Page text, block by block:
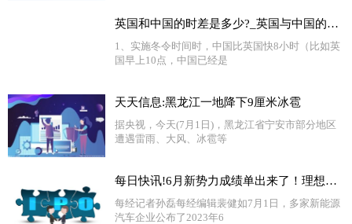
英国和中国的时差是多少?_英国与中国的时差是多少
1、实施冬令时间时，中国比英国快8小时（比如英
国早上10点，中国已经是
天天信息:黑龙江一地降下9厘米冰雹
据央视，今天(7月1日)，黑龙江省宁安市部分地区
遭遇雷雨、大风、冰雹等
每日快讯!6月新势力成绩单出来了！理想汽车交付量首次突破三万，还有一家企业销量超四万
每经记者孙磊每经编辑裴健如7月1日，多家新能源
汽车企业公布了2023年6